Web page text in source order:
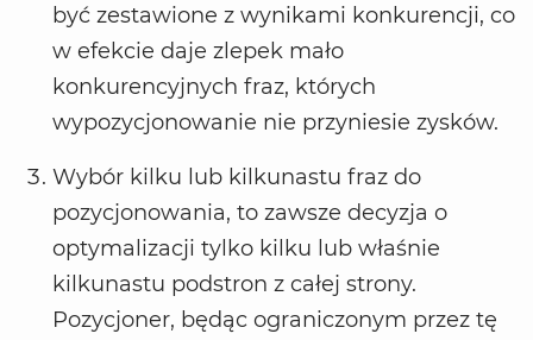
być zestawione z wynikami konkurencji, co
w efekcie daje zlepek mało
konkurencyjnych fraz, których
wypozycjonowanie nie przyniesie zysków.
Wybór kilku lub kilkunastu fraz do
pozycjonowania, to zawsze decyzja o
optymalizacji tylko kilku lub właśnie
kilkunastu podstron z całej strony.
Pozycjoner, będąc ograniczonym przez tę